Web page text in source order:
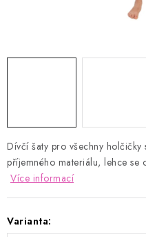
Podmínky ochrany osobních
Dívčí šaty pro všechny holčičky
příjemného materiálu, lehce se
Více informací
Varianta: